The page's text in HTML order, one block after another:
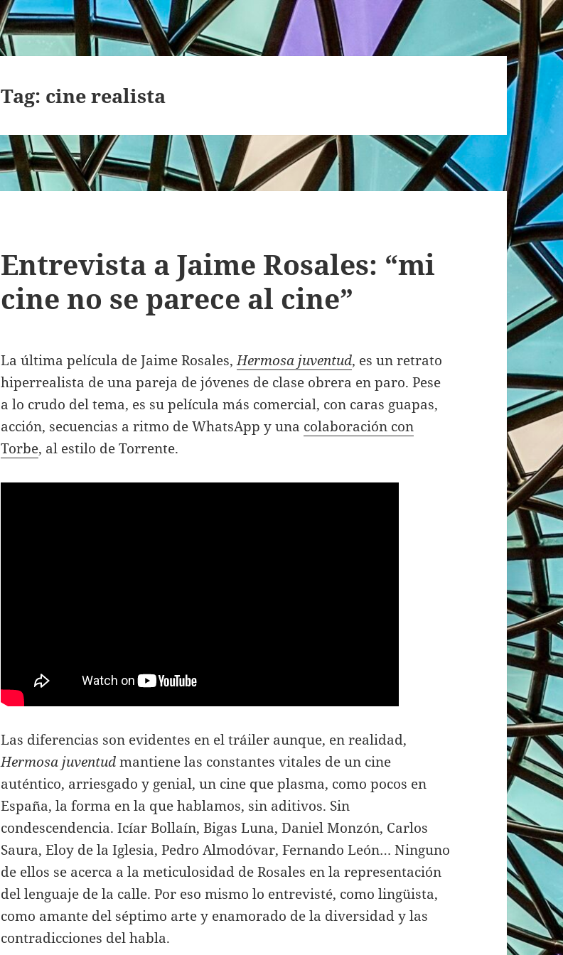
Tag: cine realista
Entrevista a Jaime Rosales: “mi
cine no se parece al cine”
La última película de Jaime Rosales,Hermosa juventud, es un retrato
hiperrealista de una pareja de jóvenes de clase obrera en paro. Pese
a lo crudo del tema, es su película más comercial, con caras guapas,
acción, secuencias a ritmo de WhatsApp y una colaboración con
Torbe, al estilo de Torrente.
Las diferencias son evidentes en el tráiler aunque, en realidad,
Hermosa juventudmantiene las constantes vitales de un cine
auténtico, arriesgado y genial, un cine que plasma, como pocos en
España, la forma en la que hablamos, sin aditivos. Sin
condescendencia. Icíar Bollaín, Bigas Luna, Daniel Monzón, Carlos
Saura, Eloy de la Iglesia, Pedro Almodóvar, Fernando León… Ninguno
de ellos se acerca a la meticulosidad de Rosales en la representación
del lenguaje de la calle. Por eso mismo lo entrevisté, como lingüista,
como amante del séptimo arte y enamorado de la diversidad y las
contradicciones del habla.